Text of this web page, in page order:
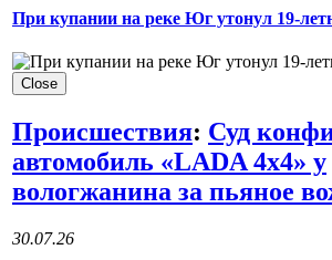
При купании на реке Юг утонул 19-
Close
Происшествия: Суд
автомобиль «LADA 4х4» у
вологжанина за пьяное
30.07.26